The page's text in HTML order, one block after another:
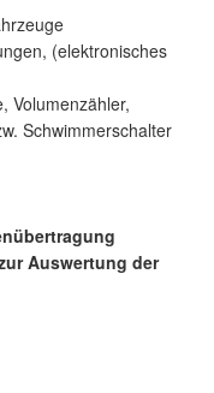
(elektronisches
Volumenzähler,
Schwimmerschalter
Auswertung der